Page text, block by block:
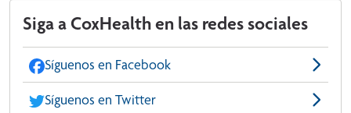
Siga a CoxHealth en las redes sociales
Síguenos en Facebook
Síguenos en Twitter